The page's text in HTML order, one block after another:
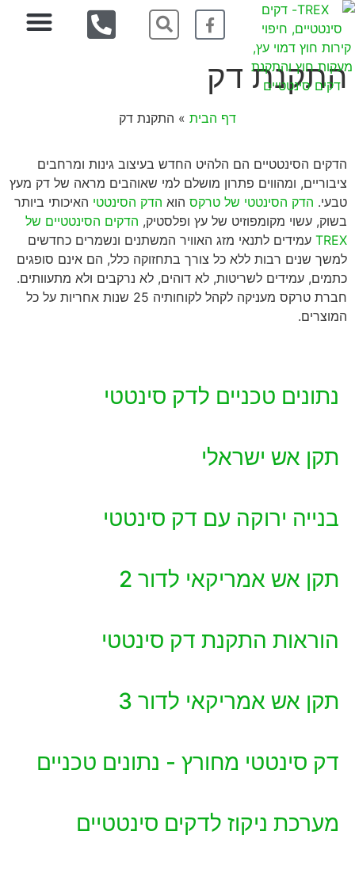
התקנת דק
דף הבית » התקנת דק
הדקים הסינטטיים הם הלהיט החדש בעיצוב גינות ומרחבים
ציבוריים, ומהווים פתרון מושלם למי שאוהבים מראה של דק מעץ
טבעי. הדק הסינטטי של טרקס הוא הדק הסינטטי האיכותי ביותר
בשוק, עשוי מקומפוזיט של עץ ופלסטיק, הדקים הסינטטיים של
TREX עמידים לתנאי מזג האוויר המשתנים ונשמרים כחדשים
למשך שנים רבות ללא כל צורך בתחזוקה כלל, הם אינם סופגים
כתמים, עמידים לשריטות, לא דוהים, לא נרקבים ולא מתעוותים.
חברת טרקס מעניקה לקהל לקוחותיה 25 שנות אחריות על כל
המוצרים.
נתונים טכניים לדק סינטטי
תקן אש ישראלי
בנייה ירוקה עם דק סינטטי
תקן אש אמריקאי לדור 2
הוראות התקנת דק סינטטי
תקן אש אמריקאי לדור 3
דק סינטטי מחורץ - נתונים טכניים
מערכת ניקוז לדקים סינטטיים